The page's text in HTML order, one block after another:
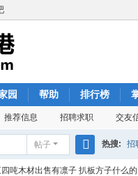
园 帮助 排行榜
推荐信息 招聘求职 交友
帖子
搜
热搜: 招
吨木材出售有凛子 扒板方子什么的